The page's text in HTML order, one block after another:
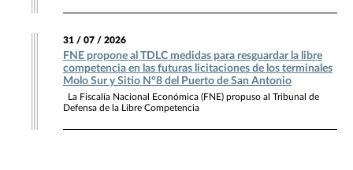
31 / 07 / 2026
FNE propone al TDLC medidas para resguardar la libre
competencia en las futuras licitaciones de los terminales
Molo Sur y Sitio N°8 del Puerto de San Antonio
La Fiscalía Nacional Económica (FNE) propuso al Tribunal de
Defensa de la Libre Competencia